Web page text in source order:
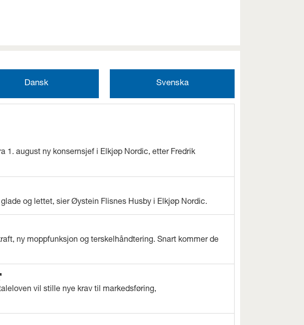
Dansk Svenska
1. august ny konsernsjef i Elkjøp Nordic, etter Fredrik
og lettet, sier Øystein Flisnes Husby i Elkjøp Nordic.
ny moppfunksjon og terskelhåndtering. Snart kommer de
vil stille nye krav til markedsføring,